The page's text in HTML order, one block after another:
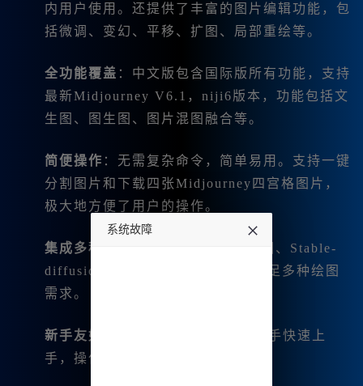
内用户使用。还提供了丰富的图片编辑功能，包
括微调、变幻、平移、扩图、局部重绘等。
全功能覆盖 ：中文版包含国际版所有功能，支持
最新Midjourney V6.1，niji6版本，功能包括文
生图、图生图、图片混图融合等。
简便操作 ：无需复杂命令，简单易用。支持一键
分割图片和下载四张Midjourney四宫格图片，
极大地方便了用户的操作。
集成多种绘图模型
：包括SDXL绘图、Stable-
diffusion绘图、dalle-3最新版，满足多种绘图
需求。
新手友好
：提供MJ提词器，帮助新手快速上
手，操作更为简便。
系统故障